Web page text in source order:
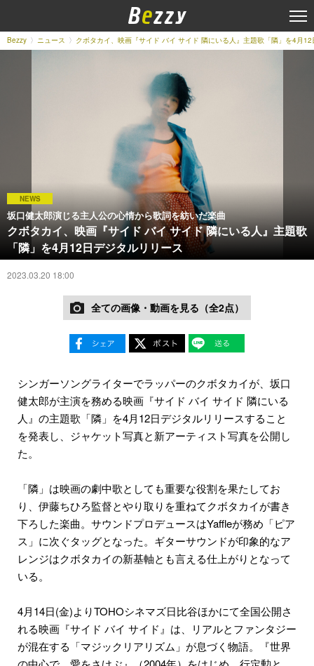
Bezzy ニュース クボタカイ、映画『サイド バイ サイド 隣にいる人』主題歌「隣」を4月
NEWS
坂口健太郎演じる主人公の心情から歌詞を紡いだ楽曲
クボタカイ、映画『サイド バイ サイド 隣にいる人』主題歌
「隣」を4月12日デジタルリリース
2023.03.20 18:00
全ての画像・動画を見る（全2点）
シンガーソングライターでラッパーのクボタカイが、坂口
健太郎が主演を務める映画『サイド バイ サイド 隣にいる
人』の主題歌「隣」を4月12日デジタルリリースすること
を発表し、ジャケット写真と新アーティスト写真を公開し
た。
「隣」は映画の劇中歌としても重要な役割を果たしてお
り、伊藤ちひろ監督とやり取りを重ねてクボタカイが書き
下ろした楽曲。サウンドプロデュースはYaffleが務め「ピア
ス」に次ぐタッグとなった。ギターサウンドが印象的なア
レンジはクボタカイの新基軸とも言える仕上がりとなって
いる。
4月14日(金)よりTOHOシネマズ日比谷ほかにて全国公開さ
れる映画『サイド バイ サイド』は、リアルとファンタジー
が混在する「マジックリアリズム」が息づく物語。『世界